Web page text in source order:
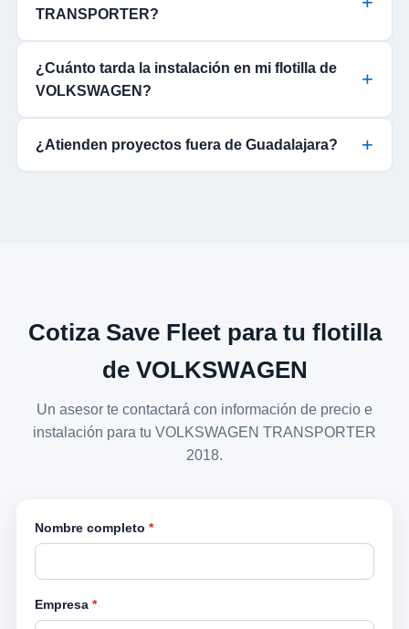
TRANSPORTER?
¿Cuánto tarda la instalación en mi flotilla de
VOLKSWAGEN?
¿Atienden proyectos fuera de Guadalajara?
Cotiza Save Fleet para tu flotilla
de VOLKSWAGEN
Un asesor te contactará con información de precio e
instalación para tu VOLKSWAGEN TRANSPORTER
2018.
Nombre completo *
Empresa *